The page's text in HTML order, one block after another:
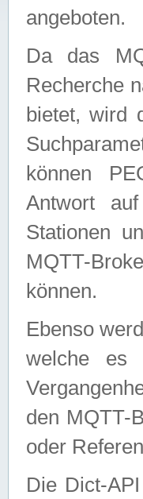
angeboten.
Da das
Recherche
bietet, wird
können
Antwort
Stationen
MQTT-
können.
Ebenso
welche es
den MQTT-
oder
Die Dict-